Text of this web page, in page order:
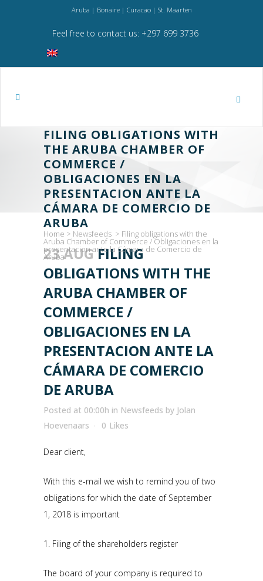
Aruba | Bonaire | Curacao | St. Maarten
Feel free to contact us: +297 699 3736
FILING OBLIGATIONS WITH
THE ARUBA CHAMBER OF
COMMERCE /
OBLIGACIONES EN LA
PRESENTACION ANTE LA
CÁMARA DE COMERCIO DE
ARUBA
Home > Newsfeeds > Filing obligations with the
Aruba Chamber of Commerce / Obligaciones en la
presentacion ante la Cámara de Comercio de
Aruba
23 AUGFILING
OBLIGATIONS WITH THE
ARUBA CHAMBER OF
COMMERCE /
OBLIGACIONES EN LA
PRESENTACION ANTE LA
CÁMARA DE COMERCIO
DE ARUBA
Posted at 00:00h in Newsfeeds by Jolan
Hoevenaars
0 Likes
Dear client,
With this e-mail we wish to remind you of two
obligations for which the date of September
1, 2018 is important
1. Filing of the shareholders register
The board of your company is required to